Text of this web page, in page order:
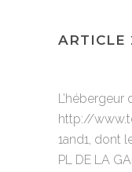
ARTICLE
L’hébergeur
http://
1and1, dont
PL DE LA